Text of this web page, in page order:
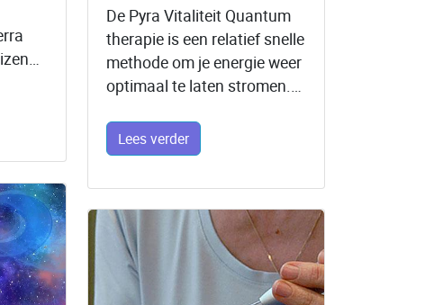
De Pyra Vitaliteit Quantum
therapie is een relatief snelle
methode om je energie weer
optimaal te laten stromen.…
Lees verder